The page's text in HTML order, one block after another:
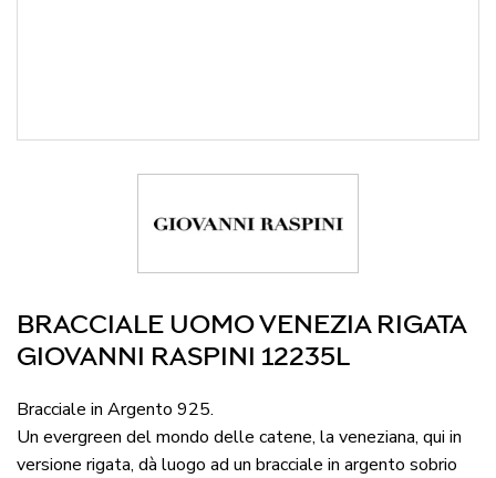
BRACCIALE UOMO VENEZIA RIGATA
GIOVANNI RASPINI 12235L
Bracciale in Argento 925.
Un evergreen del mondo delle catene, la veneziana, qui in
versione rigata, dà luogo ad un bracciale in argento sobrio